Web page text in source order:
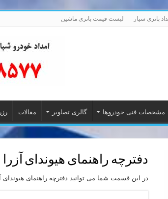
باتری سیار لیست قیمت باتری ماشین
مشخصات فنی خودروها گالری تصاویر مقالات
دفترچه راهنمای هیوندای آزرا
در این قسمت شما می توانید دفترچه راهنمای هیوندای